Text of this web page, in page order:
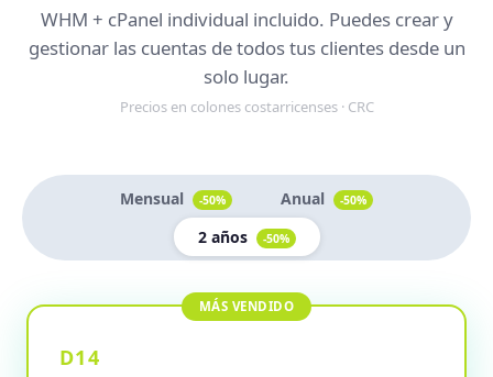
WHM + cPanel individual incluido. Puedes crear y
gestionar las cuentas de todos tus clientes desde un
solo lugar.
Precios en colones costarricenses · CRC
Mensual -50% Anual -50%
2 años -50%
D14